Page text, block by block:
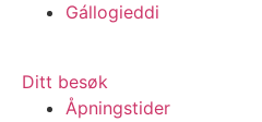
Gállogieddi
Ditt besøk
Åpningstider